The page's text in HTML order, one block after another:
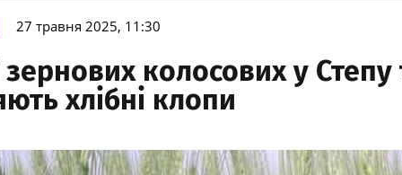
27 травня 2025, 11:30
колосових у Степу
хлібні клопи